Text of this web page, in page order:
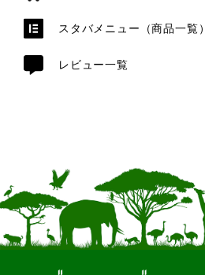
スタバメニュー（商品一覧）
レビュー一覧